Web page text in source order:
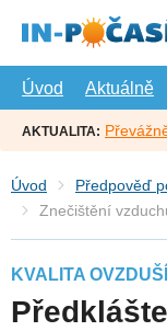
hlavní
Úvod
Aktuálně
AKTUALITA:
Úvod Předpověď
Znečištění
KVALITA OVZDUŠÍ